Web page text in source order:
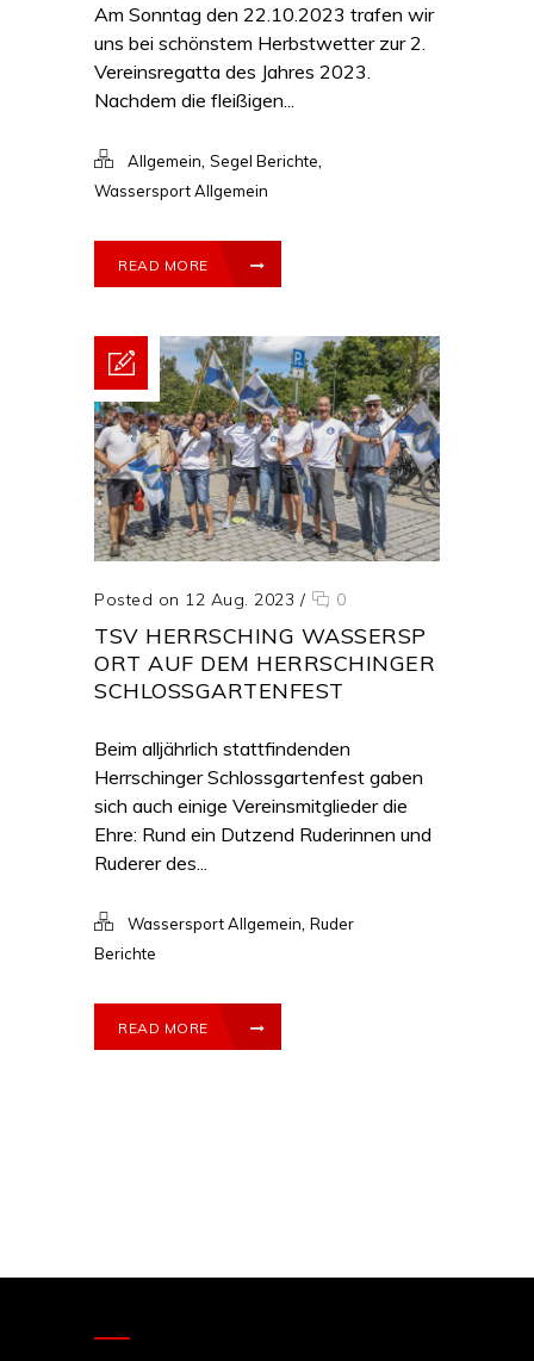
Am Sonntag den 22.10.2023 trafen wir
uns bei schönstem Herbstwetter zur 2.
Vereinsregatta des Jahres 2023.
Nachdem die fleißigen...
Allgemein Segel Berichte
Wassersport Allgemein
READ MORE
Posted on 12 Aug. 2023 / 0
TSV HERRSCHING WASSERSP
ORT AUF DEM HERRSCHINGER
SCHLOSSGARTENFEST
Beim alljährlich stattfindenden
Herrschinger Schlossgartenfest gaben
sich auch einige Vereinsmitglieder die
Ehre: Rund ein Dutzend Ruderinnen und
Ruderer des...
Wassersport Allgemein Ruder
Berichte
READ MORE